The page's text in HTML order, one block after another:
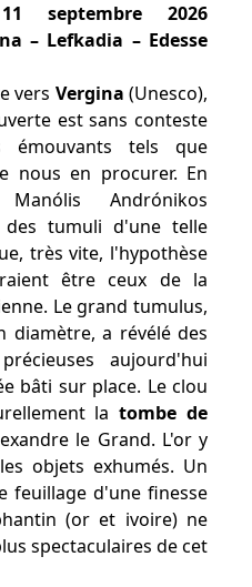
septembre 2026
– Lefkadia – Edesse
vers Vergina (Unesco),
est sans conteste
tels que
nous en procurer. En
Andrónikos
des tumuli d'une telle
très vite, l'hypothèse
être ceux de la
Le grand tumulus,
diamètre, a révélé des
aujourd'hui
bâti sur place. Le clou
latombe de
le Grand. L'or y
objets exhumés. Un
feuillage d'une finesse
(or et ivoire) ne
spectaculaires de cet